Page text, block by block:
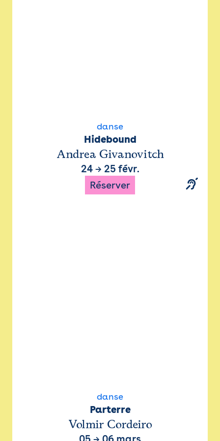
danse
Hidebound
Andrea Givanovitch
24→ 25 févr.
Réserver
danse
Parterre
Volmir Cordeiro